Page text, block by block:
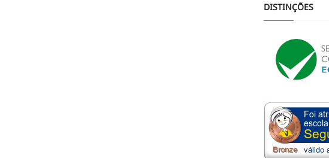
DISTINÇÕES